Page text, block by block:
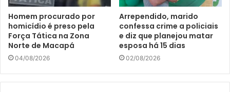
Homem procurado por
homicídio é preso pela
Força Tática na Zona
Norte de Macapá
04/08/2026
Arrependido, marido
confessa crime a policiais
e diz que planejou matar
esposa há 15 dias
02/08/2026